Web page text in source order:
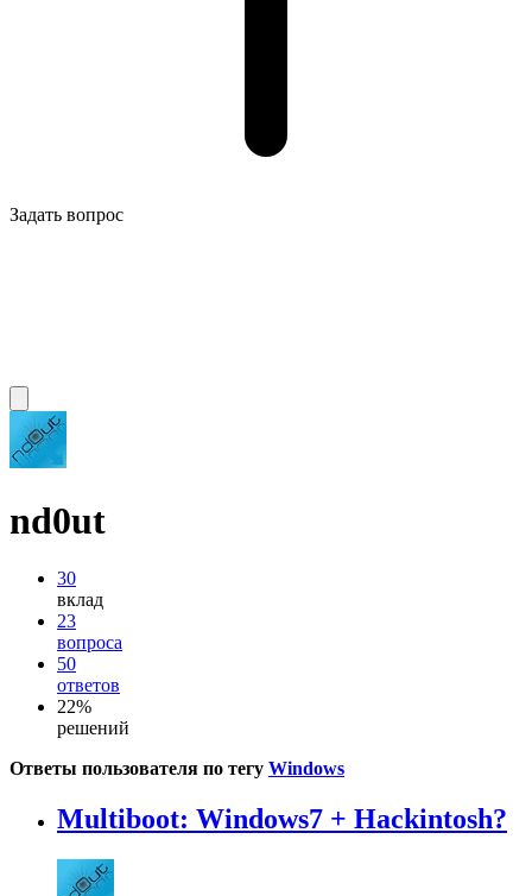
Задать вопрос
nd0ut
30
вклад
23
вопроса
50
ответов
22%
решений
Ответы пользователя по тегу Windows
Multiboot: Windows7 + Hackintosh?